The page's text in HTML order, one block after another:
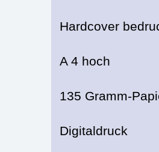
Hardcover
A 4 hoch
135 Gramm-
Digitaldruck